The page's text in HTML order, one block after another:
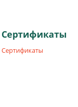
Сертификаты
Сертификаты